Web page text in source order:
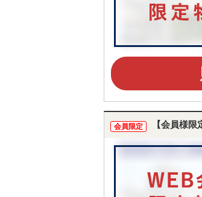
会員限定 【会員様限